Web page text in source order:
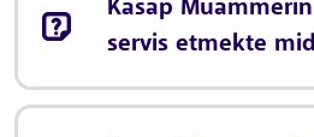
Kasap
servis etmekte